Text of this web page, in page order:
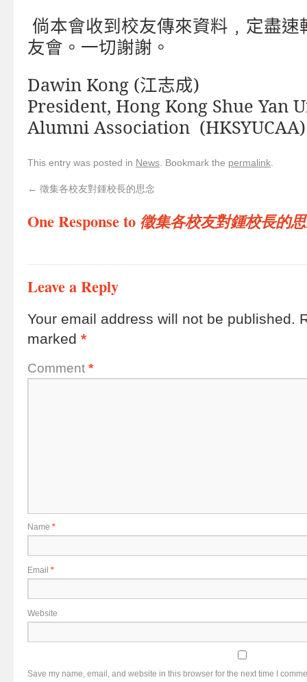
倘本會收到校友傳來資料﹐定盡
友會。一切謝謝。
Dawin Kong (江志成)
President, Hong Kong Shue Yan
Alumni Association (HKSYUCAA)
This entry was posted in News . Bookmark the permalink
← 徵集各校友對鍾校長的思念
One Response to 徵集各校友對鍾校長的
Leave a Reply
Your email address will not be published.
marked *
Comment *
Name *
Email *
Website
Save my name, email, and website in this browser for the next time I